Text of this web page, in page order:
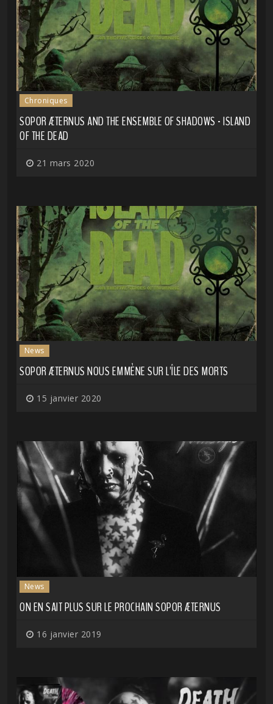
Chroniques
SOPOR ÆTERNUS AND THE ENSEMBLE OF SHADOWS - ISLAND
OF THE DEAD
21 mars 2020
News
SOPOR ÆTERNUS NOUS EMMÈNE SUR L'ÎLE DES MORTS
15 janvier 2020
News
ON EN SAIT PLUS SUR LE PROCHAIN SOPOR ÆTERNUS
16 janvier 2019